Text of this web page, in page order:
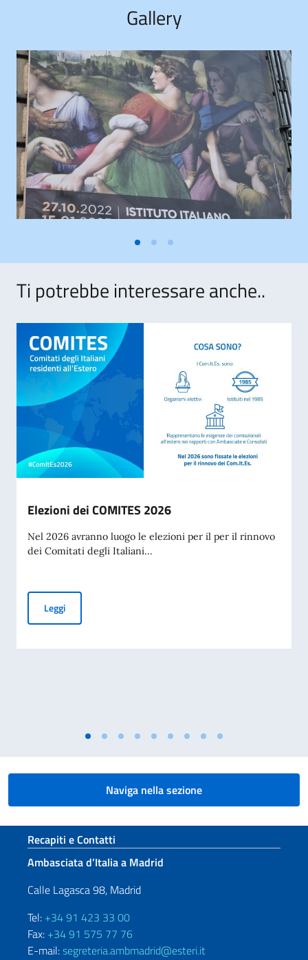
Gallery
Ti potrebbe interessare anche..
Elezioni dei COMITES 2026
Nel 2026 avranno luogo le elezioni per il per il rinnovo
dei Comitati degli Italiani...
LeggiElezioni dei COMITES 2026
Naviga nella sezione
Sezione footer
Recapiti e Contatti
Ambasciata d’Italia a Madrid
Calle Lagasca 98, Madrid
Tel: +34 91 423 33 00
Fax: +34 91 575 77 76
E-mail:segreteria.ambmadrid@esteri.it